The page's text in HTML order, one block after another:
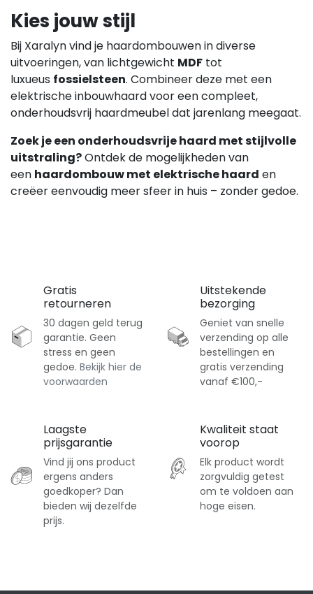
Kies jouw stijl
Bij Xaralyn vind je haardombouwen in diverse
uitvoeringen, van lichtgewicht MDF tot
luxueus fossielsteen. Combineer deze met een
elektrische inbouwhaard voor een compleet,
onderhoudsvrij haardmeubel dat jarenlang meegaat.
Zoek je een onderhoudsvrije haard met stijlvolle
uitstraling?Ontdek de mogelijkheden van
een haardombouw met elektrische haard en
creëer eenvoudig meer sfeer in huis – zonder gedoe.
Gratis
retourneren
30 dagen geld terug
garantie. Geen
stress en geen
gedoe.Bekijk hier de
voorwaarden
Uitstekende
bezorging
Geniet van snelle
verzending op alle
bestellingen en
gratis verzending
vanaf €100,-
Laagste
prijsgarantie
Vind jij ons product
ergens anders
goedkoper? Dan
bieden wij dezelfde
prijs.
Kwaliteit staat
voorop
Elk product wordt
zorgvuldig getest
om te voldoen aan
hoge eisen.